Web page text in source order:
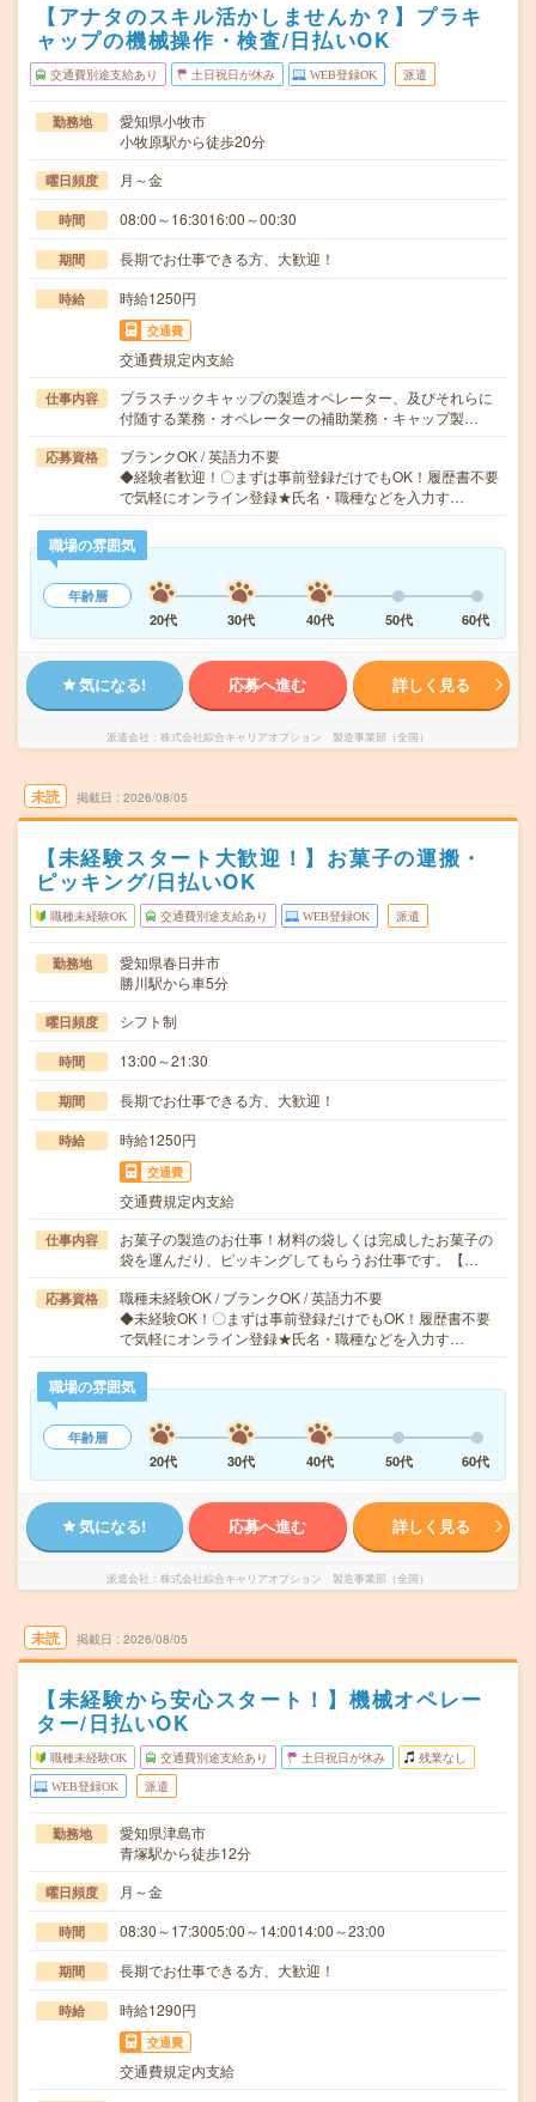
【アナタのスキル活かしませんか？】プラキ
ャップの機械操作・検査/日払いOK
交通費別途支給あり 土日祝日が休み WEB登録OK 派遣
勤務地
愛知県小牧市
小牧原駅から徒歩20分
曜日頻度 月～金
時間 08:00～16:3016:00～00:30
期間 長期でお仕事できる方、大歓迎！
時給 時給1250円
交通費
交通費規定内支給
仕事内容
プラスチックキャップの製造オペレーター、及びそれらに
付随する業務・オペレーターの補助業務・キャップ製…
応募資格
ブランクOK / 英語力不要
◆経験者歓迎！〇まずは事前登録だけでもOK！履歴書不要
で気軽にオンライン登録★氏名・職種などを入力す…
職場の雰囲気
年齢層
20代
30代 40代 50代 60代
気になる! 応募へ進む 詳しく見る
派遣会社 株式会社綜合キャリアオプション 製造事業部（全国）
未読 掲載日 2026/08/05
【未経験スタート大歓迎！】お菓子の運搬・
ピッキング/日払いOK
職種未経験OK 交通費別途支給あり WEB登録OK 派遣
勤務地
愛知県春日井市
勝川駅から車5分
曜日頻度 シフト制
時間 13:00～21:30
期間 長期でお仕事できる方、大歓迎！
時給 時給1250円
交通費
交通費規定内支給
仕事内容
お菓子の製造のお仕事！材料の袋しくは完成したお菓子の
袋を運んだり、ピッキングしてもらうお仕事です。【…
応募資格
職種未経験OK / ブランクOK / 英語力不要
◆未経験OK！〇まずは事前登録だけでもOK！履歴書不要
で気軽にオンライン登録★氏名・職種などを入力す…
職場の雰囲気
年齢層
20代
30代 40代 50代 60代
気になる! 応募へ進む 詳しく見る
派遣会社 株式会社綜合キャリアオプション 製造事業部（全国）
未読 掲載日 2026/08/05
【未経験から安心スタート！】機械オペレー
ター/日払いOK
職種未経験OK 交通費別途支給あり 土日祝日が休み 残業なし
WEB登録OK 派遣
勤務地
愛知県津島市
青塚駅から徒歩12分
曜日頻度 月～金
時間 08:30～17:3005:00～14:0014:00～23:00
期間 長期でお仕事できる方、大歓迎！
時給 時給1290円
交通費
交通費規定内支給